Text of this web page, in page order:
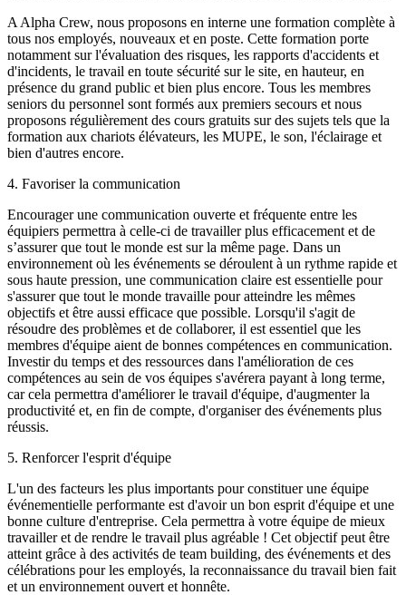
A Alpha Crew, nous proposons en interne une formation complète à
tous nos employés, nouveaux et en poste. Cette formation porte
notamment sur l'évaluation des risques, les rapports d'accidents et
d'incidents, le travail en toute sécurité sur le site, en hauteur, en
présence du grand public et bien plus encore. Tous les membres
seniors du personnel sont formés aux premiers secours et nous
proposons régulièrement des cours gratuits sur des sujets tels que la
formation aux chariots élévateurs, les MUPE, le son, l'éclairage et
bien d'autres encore.
4. Favoriser la communication
Encourager une communication ouverte et fréquente entre les
équipiers permettra à celle-ci de travailler plus efficacement et de
s’assurer que tout le monde est sur la même page. Dans un
environnement où les événements se déroulent à un rythme rapide et
sous haute pression, une communication claire est essentielle pour
s'assurer que tout le monde travaille pour atteindre les mêmes
objectifs et être aussi efficace que possible. Lorsqu'il s'agit de
résoudre des problèmes et de collaborer, il est essentiel que les
membres d'équipe aient de bonnes compétences en communication.
Investir du temps et des ressources dans l'amélioration de ces
compétences au sein de vos équipes s'avérera payant à long terme,
car cela permettra d'améliorer le travail d'équipe, d'augmenter la
productivité et, en fin de compte, d'organiser des événements plus
réussis.
5. Renforcer l'esprit d'équipe
L'un des facteurs les plus importants pour constituer une équipe
événementielle performante est d'avoir un bon esprit d'équipe et une
bonne culture d'entreprise. Cela permettra à votre équipe de mieux
travailler et de rendre le travail plus agréable ! Cet objectif peut être
atteint grâce à des activités de team building, des événements et des
célébrations pour les employés, la reconnaissance du travail bien fait
et un environnement ouvert et honnête.